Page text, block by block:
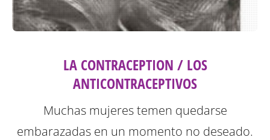
LA CONTRACEPTION / LOS
ANTICONTRACEPTIVOS
Muchas mujeres temen quedarse
embarazadas en un momento no deseado.